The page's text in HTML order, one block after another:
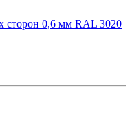
сторон 0,6 мм RAL 3020